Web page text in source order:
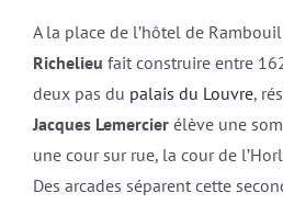
A la place de l’hôtel de
Richelieu fait construire entre
deux pas du palais du Louvre,
Jacques Lemercierélève une
une cour sur rue, la cour de
Des arcades séparent cette